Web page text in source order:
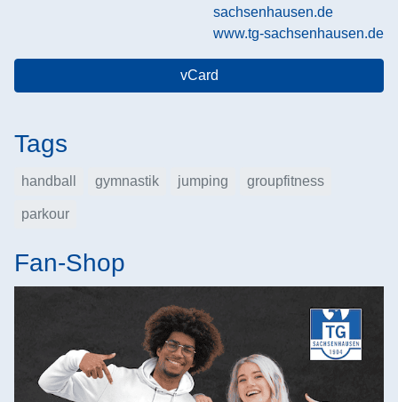
sachsenhausen.de
www.tg-sachsenhausen.de
vCard
Tags
handball gymnastik jumping groupfitness
parkour
Fan-Shop